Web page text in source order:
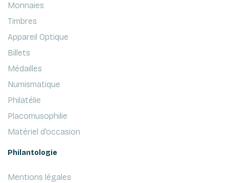
Monnaies
Timbres
Appareil Optique
Billets
Médailles
Numismatique
Philatélie
Placomusophilie
Matériel d'occasion
Philantologie
Mentions légales